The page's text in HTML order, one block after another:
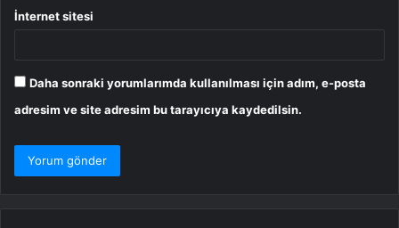
İnternet sitesi
Daha sonraki yorumlarımda kullanılması için adım, e-posta
adresim ve site adresim bu tarayıcıya kaydedilsin.